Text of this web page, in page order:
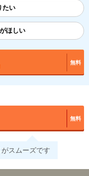
たい
ほしい
無料
無料
スムーズです